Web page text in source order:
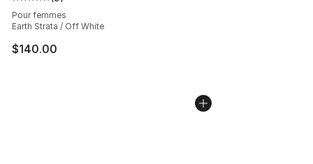
Pour femmes
Earth Strata / Off White
$140.00